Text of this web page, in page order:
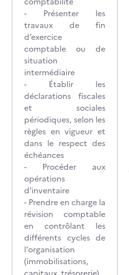
- Présenter les
travaux de fin
d’exercice
comptable ou de
situation
intermédiaire
- Établir les
déclarations fiscales
et sociales
périodiques, selon les
règles en vigueur et
dans le respect des
échéances
- Procéder aux
opérations
d’inventaire
- Prendre en charge la
révision comptable
en contrôlant les
différents cycles de
l'organisation
(immobilisations,